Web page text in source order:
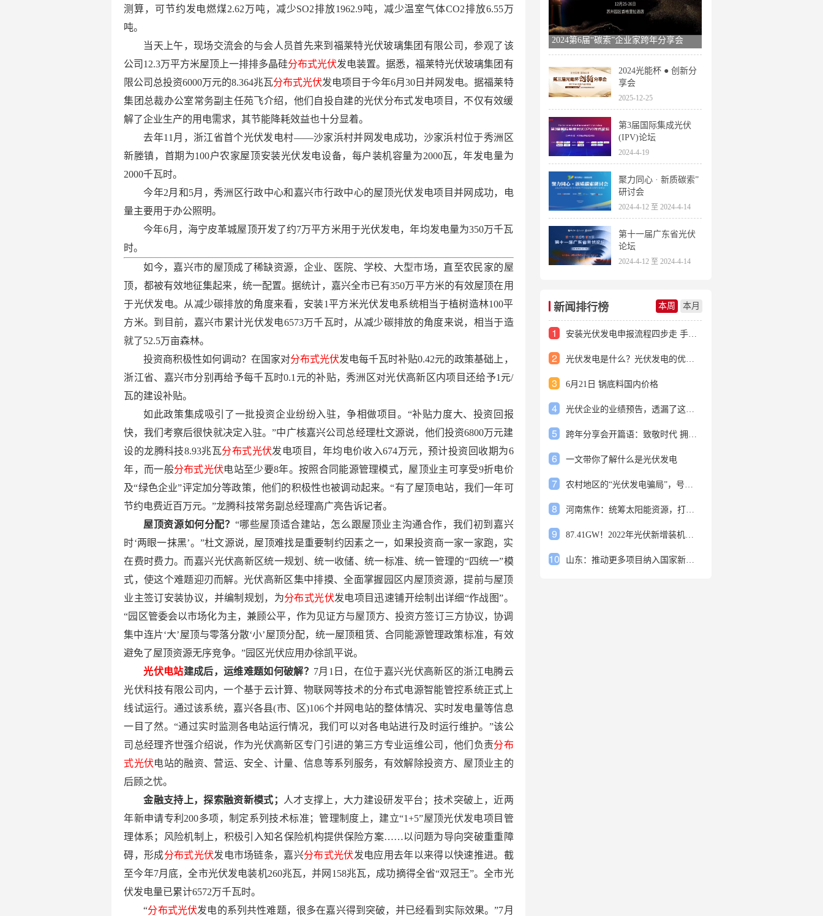
测算，可节约发电燃煤2.62万吨，减少SO2排放1962.9吨，减少温室气体CO2排放6.55万
吨。
当天上午，现场交流会的与会人员首先来到福莱特光伏玻璃集团有限公司，参观了该
公司12.3万平方米屋顶上一排排多晶硅分布式光伏发电装置。据悉，福莱特光伏玻璃集团有
限公司总投资6000万元的8.364兆瓦分布式光伏发电项目于今年6月30日并网发电。据福莱特
集团总裁办公室常务副主任苑飞介绍，他们自投自建的光伏分布式发电项目，不仅有效缓
解了企业生产的用电需求，其节能降耗效益也十分显着。
去年11月，浙江省首个光伏发电村——沙家浜村并网发电成功，沙家浜村位于秀洲区
新塍镇，首期为100户农家屋顶安装光伏发电设备，每户装机容量为2000瓦，年发电量为
2000千瓦时。
今年2月和5月，秀洲区行政中心和嘉兴市行政中心的屋顶光伏发电项目并网成功，电
量主要用于办公照明。
今年6月，海宁皮革城屋顶开发了约7万平方米用于光伏发电，年均发电量为350万千瓦
时。
如今，嘉兴市的屋顶成了稀缺资源，企业、医院、学校、大型市场，直至农民家的屋
顶，都被有效地征集起来，统一配置。据统计，嘉兴全市已有350万平方米的有效屋顶在用
于光伏发电。从减少碳排放的角度来看，安装1平方米光伏发电系统相当于植树造林100平
方米。到目前，嘉兴市累计光伏发电6573万千瓦时，从减少碳排放的角度来说，相当于造
就了52.5万亩森林。
投资商积极性如何调动？在国家对分布式光伏发电每千瓦时补贴0.42元的政策基础上，
浙江省、嘉兴市分别再给予每千瓦时0.1元的补贴，秀洲区对光伏高新区内项目还给予1元/
瓦的建设补贴。
如此政策集成吸引了一批投资企业纷纷入驻，争相做项目。“补贴力度大、投资回报
快，我们考察后很快就决定入驻。”中广核嘉兴公司总经理杜文源说，他们投资6800万元建
设的龙腾科技8.93兆瓦分布式光伏发电项目，年均电价收入674万元，预计投资回收期为6
年，而一般分布式光伏电站至少要8年。按照合同能源管理模式，屋顶业主可享受9折电价
及“绿色企业”评定加分等政策，他们的积极性也被调动起来。“有了屋顶电站，我们一年可
节约电费近百万元。”龙腾科技常务副总经理高广亮告诉记者。
屋顶资源如何分配？ “哪些屋顶适合建站，怎么跟屋顶业主沟通合作，我们初到嘉兴
时‘两眼一抹黑’。”杜文源说，屋顶难找是重要制约因素之一，如果投资商一家一家跑，实
在费时费力。而嘉兴光伏高新区统一规划、统一收储、统一标准、统一管理的“四统一”模
式，使这个难题迎刃而解。光伏高新区集中排摸、全面掌握园区内屋顶资源，提前与屋顶
业主签订安装协议，并编制规划，为分布式光伏发电项目迅速铺开绘制出详细“作战图”。
“园区管委会以市场化为主，兼顾公平，作为见证方与屋顶方、投资方签订三方协议，协调
集中连片‘大’屋顶与零落分散‘小’屋顶分配，统一屋顶租赁、合同能源管理政策标准，有效
避免了屋顶资源无序竞争。”园区光伏应用办徐凯平说。
光伏电站建成后，运维难题如何破解？ 7月1日，在位于嘉兴光伏高新区的浙江电腾云
光伏科技有限公司内，一个基于云计算、物联网等技术的分布式电源智能管控系统正式上
线试运行。通过该系统，嘉兴各县(市、区)106个并网电站的整体情况、实时发电量等信息
一目了然。“通过实时监测各电站运行情况，我们可以对各电站进行及时运行维护。”该公
司总经理齐世强介绍说，作为光伏高新区专门引进的第三方专业运维公司，他们负责分布
式光伏电站的融资、营运、安全、计量、信息等系列服务，有效解除投资方、屋顶业主的
后顾之忧。
金融支持上，探索融资新模式；
人才支撑上，大力建设研发平台；技术突破上，近两
年新申请专利200多项，制定系列技术标准；管理制度上，建立“1+5”屋顶光伏发电项目管
理体系；风险机制上，积极引入知名保险机构提供保险方案……以问题为导向突破重重障
碍，形成分布式光伏发电市场链条，嘉兴分布式光伏发电应用去年以来得以快速推进。截
至今年7月底，全市光伏发电装机260兆瓦，并网158兆瓦，成功摘得全省“双冠王”。全市光
伏发电量已累计6572万千瓦时。
“分布式光伏发电的系列共性难题，很多在嘉兴得到突破，并已经看到实际效果。”7月
2024第6届“碳索”企业家跨年分享会
2024光能杯 ● 创新分
享会
2025-12-25
第3届国际集成光伏
(IPV)论坛
2024-4-19
聚力同心 · 新质碳索”
研讨会
2024-4-12 至 2024-4-14
第十一届广东省光伏
论坛
2024-4-12 至 2024-4-14
新闻排行榜 本周 本月
1 安装光伏发电申报流程四步走 手把手教你装起光伏电站
2 光伏发电是什么？光伏发电的优缺点有哪些？
3 6月21日 锅底料国内价格
4 光伏企业的业绩预告，透漏了这些信号
5 跨年分享会开篇语：致敬时代 拥抱变革
6 一文带你了解什么是光伏发电
7 农村地区的“光伏发电骗局”，号称能用屋顶赚钱，不少人已经上当
8 河南焦作：统筹太阳能资源，打造百万千瓦级光伏基地
9 87.41GW！2022年光伏新增装机规模发布
10 山东：推动更多项目纳入国家新增风光大基地项目